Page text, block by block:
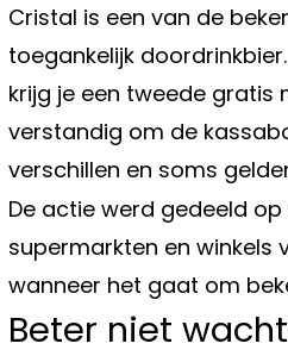
Cristal is een van de
toegankelijk
krijg je een tweede gratis
verstandig om de
verschillen en soms
De actie werd gedeeld
supermarkten en winkels
wanneer het gaat om
Beter niet